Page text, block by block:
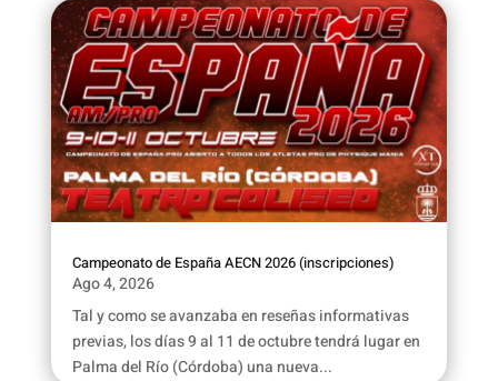
Campeonato de España AECN 2026 (inscripciones)
Ago 4, 2026
Tal y como se avanzaba en reseñas informativas
previas, los días 9 al 11 de octubre tendrá lugar en
Palma del Río (Córdoba) una nueva...